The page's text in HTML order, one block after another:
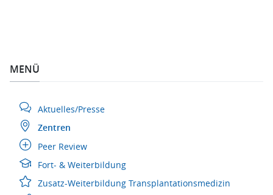
MENÜ
Aktuelles/Presse
Zentren
Peer Review
Fort- & Weiterbildung
Zusatz-Weiterbildung Transplantationsmedizin